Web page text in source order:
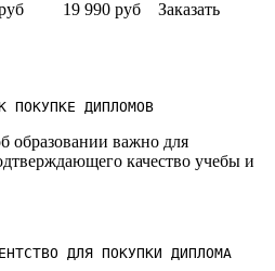
19 990 руб Заказать
ПОКУПКЕ ДИПЛОМОВ
образовании важно для
качество учебы и
ДЛЯ ПОКУПКИ ДИПЛОМА